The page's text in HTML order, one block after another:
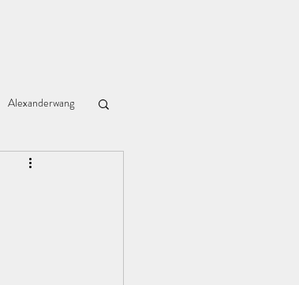
Alexanderwang